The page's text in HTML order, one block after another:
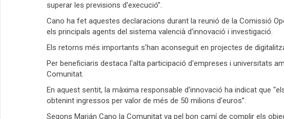
superar les previsions d'execució”.
Cano ha fet aquestes declaracions durant la reunió de la Comissió
els principals agents del sistema valencià d'innovació i investigació.
Els retorns més importants s'han aconseguit en projectes de
Per beneficiaris destaca l'alta participació d'empreses i universitats
Comunitat.
En aquest sentit, la màxima responsable d'innovació ha indicat que
obtenint ingressos per valor de més de 50 milions d'euros”.
Segons Marián Cano la Comunitat va pel bon camí de complir els